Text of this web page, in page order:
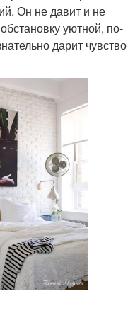
Он не давит и не
уютной, по-
дарит чувство